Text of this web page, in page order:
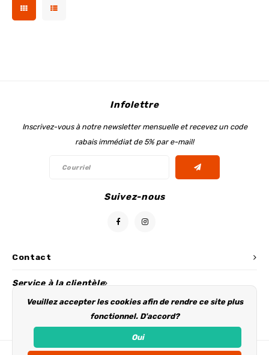
Contact
Infolettre
Inscrivez-vous à notre newsletter mensuelle et recevez un code
rabais immédiat de 5% par e-mail!
Suivez-nous
Service à la clientèle
Veuillez accepter les cookies afin de rendre ce site plus
fonctionnel. D'accord?
Oui